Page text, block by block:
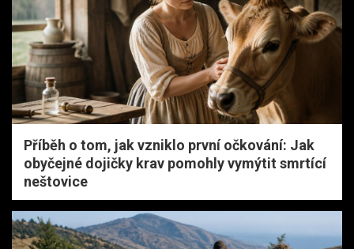
Příběh o tom, jak vzniklo první očkování: Jak
obyčejné dojičky krav pomohly vymýtit smrtící
neštovice